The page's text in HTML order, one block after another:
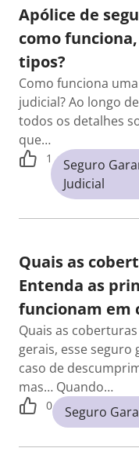
Apólice de
como
tipos?
Como funciona
judicial? Ao longo
todos os detalhes
que…
1
Seguro
Judicial
Quais as
Entenda as
funcionam em
Quais as
gerais, esse
caso de
mas… Quando…
0 Seguro